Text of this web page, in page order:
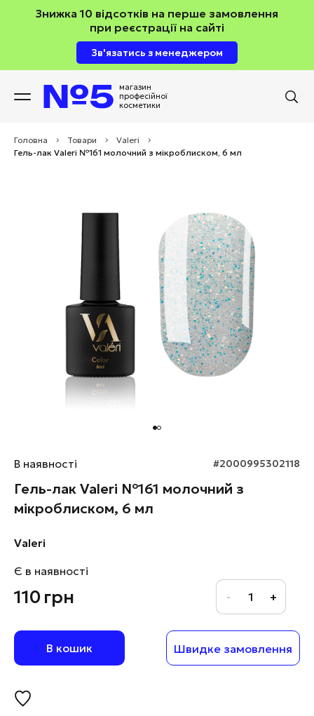
Знижка 10 відсотків на перше замовлення
при реєстрації на сайті
Зв'язатись з менеджером
магазин
професійної
косметики
Головна > Товари > Valeri
>
Гель-лак Valeri №161 молочний з мікроблиском, 6 мл
В наявності #2000995302118
Гель-лак Valeri №161 молочний з
мікроблиском, 6 мл
Valeri
Є в наявності
110грн
В кошик Швидке замовлення